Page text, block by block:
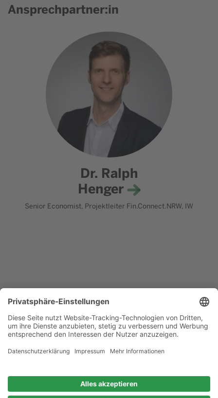
Ansprechpartner:in
Dr. Ralph
Henger
Senior Economist, Projektleiter Fin.Connect.NRW, IW